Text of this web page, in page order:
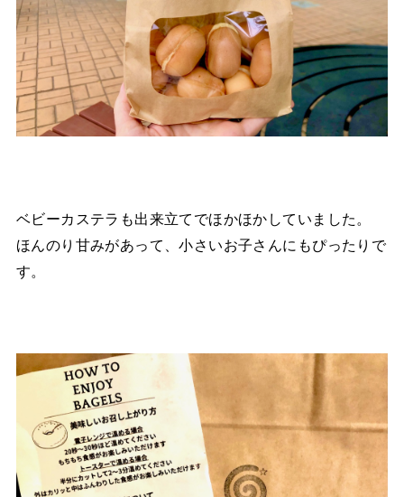
ベビーカステラも出来立てでほかほかしていました。
ほんのり甘みがあって、小さいお子さんにもぴったりで
す。